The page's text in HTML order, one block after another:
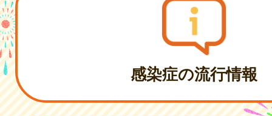
感染症の流行情報